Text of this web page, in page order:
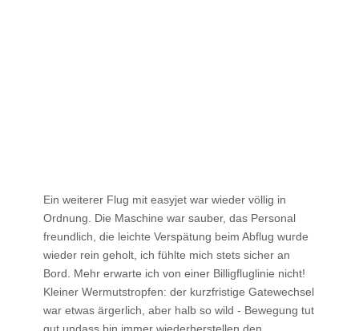
Ein weiterer Flug mit easyjet war wieder völlig in
Ordnung. Die Maschine war sauber, das Personal
freundlich, die leichte Verspätung beim Abflug wurde
wieder rein geholt, ich fühlte mich stets sicher an
Bord. Mehr erwarte ich von einer Billigfluglinie nicht!
Kleiner Wermutstropfen: der kurzfristige Gatewechsel
war etwas ärgerlich, aber halb so wild - Bewegung tut